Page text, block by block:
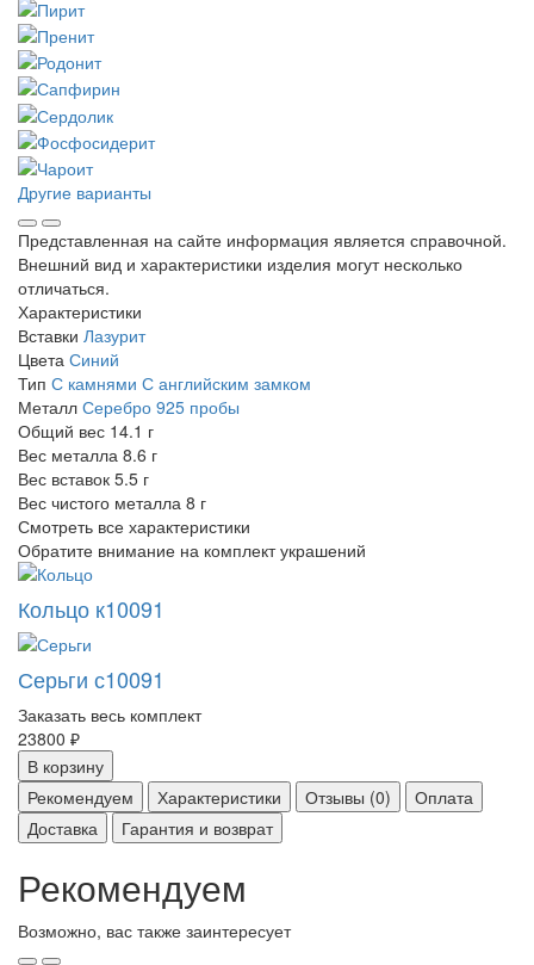
Другие варианты
Представленная на сайте информация является справочной.
Внешний вид и характеристики изделия могут несколько
отличаться.
Характеристики
Вставки Лазурит
Цвета Синий
Тип С камнями С английским замком
Металл Серебро 925 пробы
Общий вес 14.1 г
Вес металла 8.6 г
Вес вставок 5.5 г
Вес чистого металла 8 г
Смотреть все характеристики
Обратите внимание на комплект украшений
Кольцо к10091
Серьги с10091
Заказать весь комплект
23800 ₽
В корзину
Рекомендуем
Характеристики Отзывы (0)
Оплата
Доставка
Гарантия и возврат
Рекомендуем
Возможно, вас также заинтересует